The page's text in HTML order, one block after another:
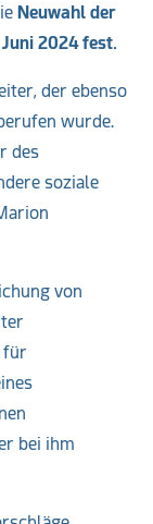
Neuwahl der
2024 fest.
der ebenso
wurde.
des
soziale
von
für
bei ihm